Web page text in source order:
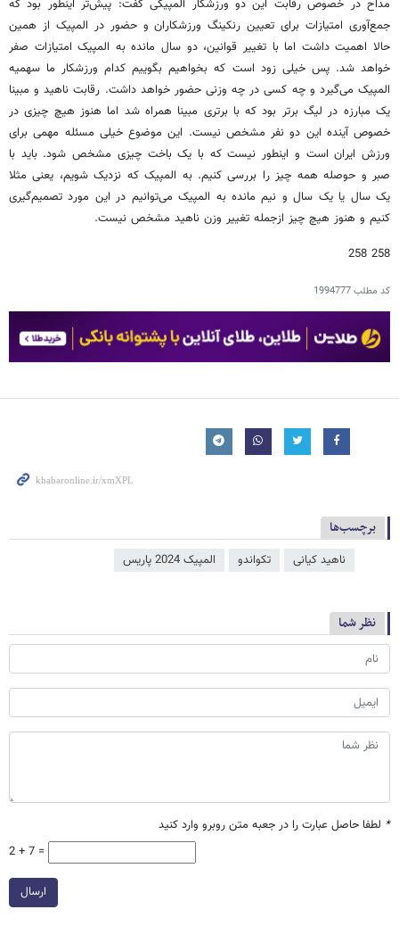
مداح در خصوص رقابت این دو ورزشکار المپیکی گفت: پیش‌تر اینطور بود که
جمع‌آوری امتیازات برای تعیین رنکینگ ورزشکاران و حضور در المپیک از همین
حالا اهمیت داشت اما با تغییر قوانین، دو سال مانده به المپیک امتیازات صفر
خواهد شد. پس خیلی زود است که بخواهیم بگوییم کدام ورزشکار ما سهمیه
المپیک می‌گیرد و چه کسی در چه وزنی حضور خواهد داشت. رقابت ناهید و مبینا
یک مبارزه در لیگ برتر بود که با برتری مبینا همراه شد اما هنوز هیچ چیزی در
خصوص آینده این دو نفر مشخص نیست. این موضوع خیلی مسئله مهمی برای
ورزش ایران است و اینطور نیست که با یک باخت چیزی مشخص شود. باید با
صبر و حوصله همه چیز را بررسی کنیم. به المپیک که نزدیک شویم، یعنی مثلا
یک سال یا یک سال و نیم مانده به المپیک می‌توانیم در این مورد تصمیم‌گیری
کنیم و هنوز هیچ چیز ازجمله تغییر وزن ناهید مشخص نیست.
258 258
کد مطلب1994777
برچسب‌ها
ناهید کیانی تکواندو المپیک 2024 پاریس
نظر شما
* لطفا حاصل عبارت را در جعبه متن روبرو وارد کنید
2 + 7 =
ارسال